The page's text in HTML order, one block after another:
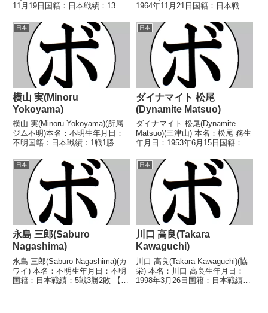
11月19日国籍：日本戦績：13戦4
し 【戦歴】1969/12/09 ○4R判
定 (採点不明) 宮野 照雄(横須
賀)1970/...
1964年11月21日国籍：日本戦
トル】なし 【戦歴】
1992/12/05 ●1RKO 井上 秀樹
(久留米櫛間)1993/...
日本
横山 実(Minoru
Yokoyama)
横山 実(Minoru Yokoyama)(所属
ジム不明)本名：不明生年月日：
不明国籍：日本戦績：1戦1勝
歴】1946/03/21 ○3RKO 藤原
義雄(所属ジム不明)【補足情
報】・戦績/戦歴は判明済みの...
日本
ダイナマイト 松尾
(Dynamite Matsuo)
ダイナマイト 松尾(Dynamite
Matsuo)(三津山) 本名：松尾 務生
年月日：1953年6月15日国籍：日
分 【獲得タイトル】1974年度中
日本スーパーフェザー級新人王中
部日本ライト級王座第...
日本
永島 三郎(Saburo
Nagashima)
永島 三郎(Saburo Nagashima)(カ
ワイ) 本名：不明生年月日：不明
国籍：日本戦績：5戦3勝2敗 【獲
日本
川口 高良(Takara
Kawaguchi)
川口 高良(Takara Kawaguchi)(協
栄) 本名：川口 高良生年月日：
1998年3月26日国籍：日本戦績：